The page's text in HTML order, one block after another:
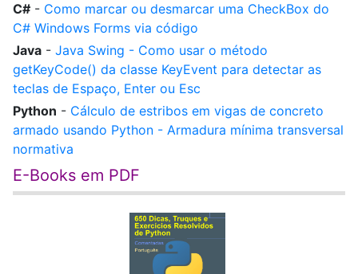
C# - Como marcar ou desmarcar uma CheckBox do
C# Windows Forms via código
Java - Java Swing - Como usar o método
getKeyCode() da classe KeyEvent para detectar as
teclas de Espaço, Enter ou Esc
Python - Cálculo de estribos em vigas de concreto
armado usando Python - Armadura mínima transversal
normativa
E-Books em PDF